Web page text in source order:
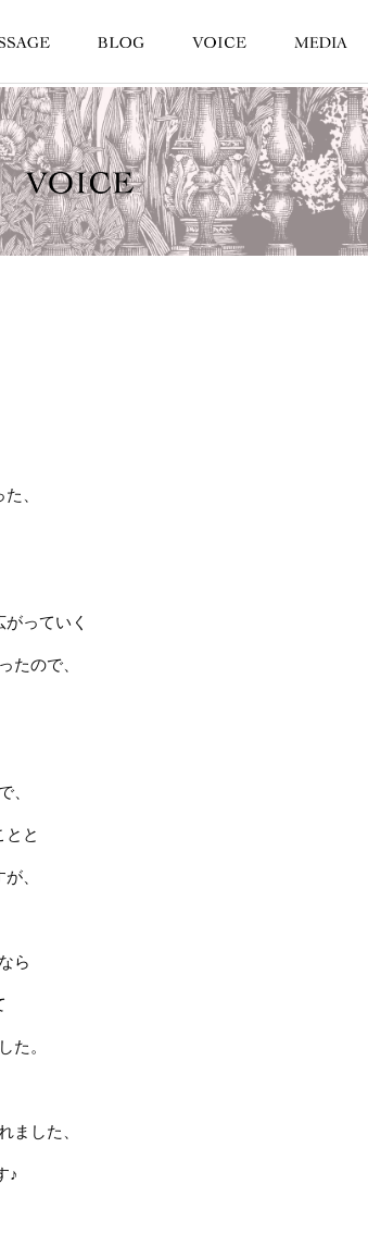
、
っていく
たので、
、
とと
、
ら
た。
ました、
♪